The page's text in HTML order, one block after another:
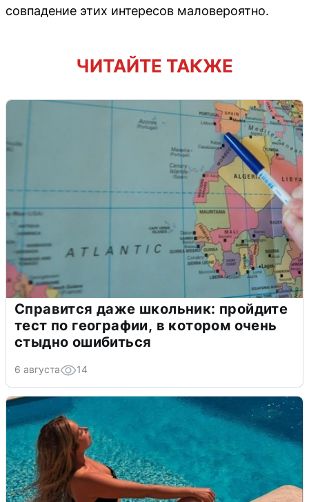
совпадение этих интересов маловероятно.
ЧИТАЙТЕ ТАКЖЕ
Справится даже школьник: пройдите
тест по географии, в котором очень
стыдно ошибиться
6 августа 14